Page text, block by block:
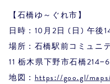
【石橋ゆ～ぐれ市】
日時：10月2日 (日) 午後
場所：石橋駅前コミュニ
11 栃木県下野市石橋
地図：https://goo.gl/